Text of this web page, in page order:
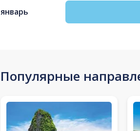
январь
Популярные